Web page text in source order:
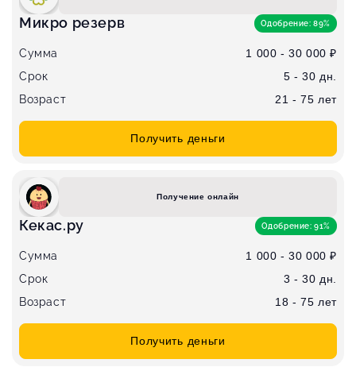
Микро резерв Одобрение: 89%
Сумма
1 000 - 30 000 ₽
Срок
5 - 30 дн.
Возраст
21 - 75 лет
Получить деньги
Получение онлайн
Кекас.ру Одобрение: 91%
Сумма
1 000 - 30 000 ₽
Срок
3 - 30 дн.
Возраст
18 - 75 лет
Получить деньги